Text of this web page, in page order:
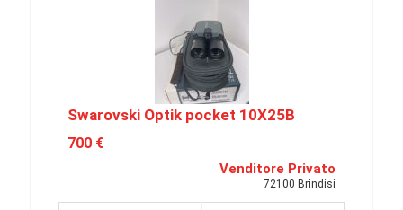
Swarovski Optik pocket 10X25B
700 €
Venditore Privato
72100 Brindisi